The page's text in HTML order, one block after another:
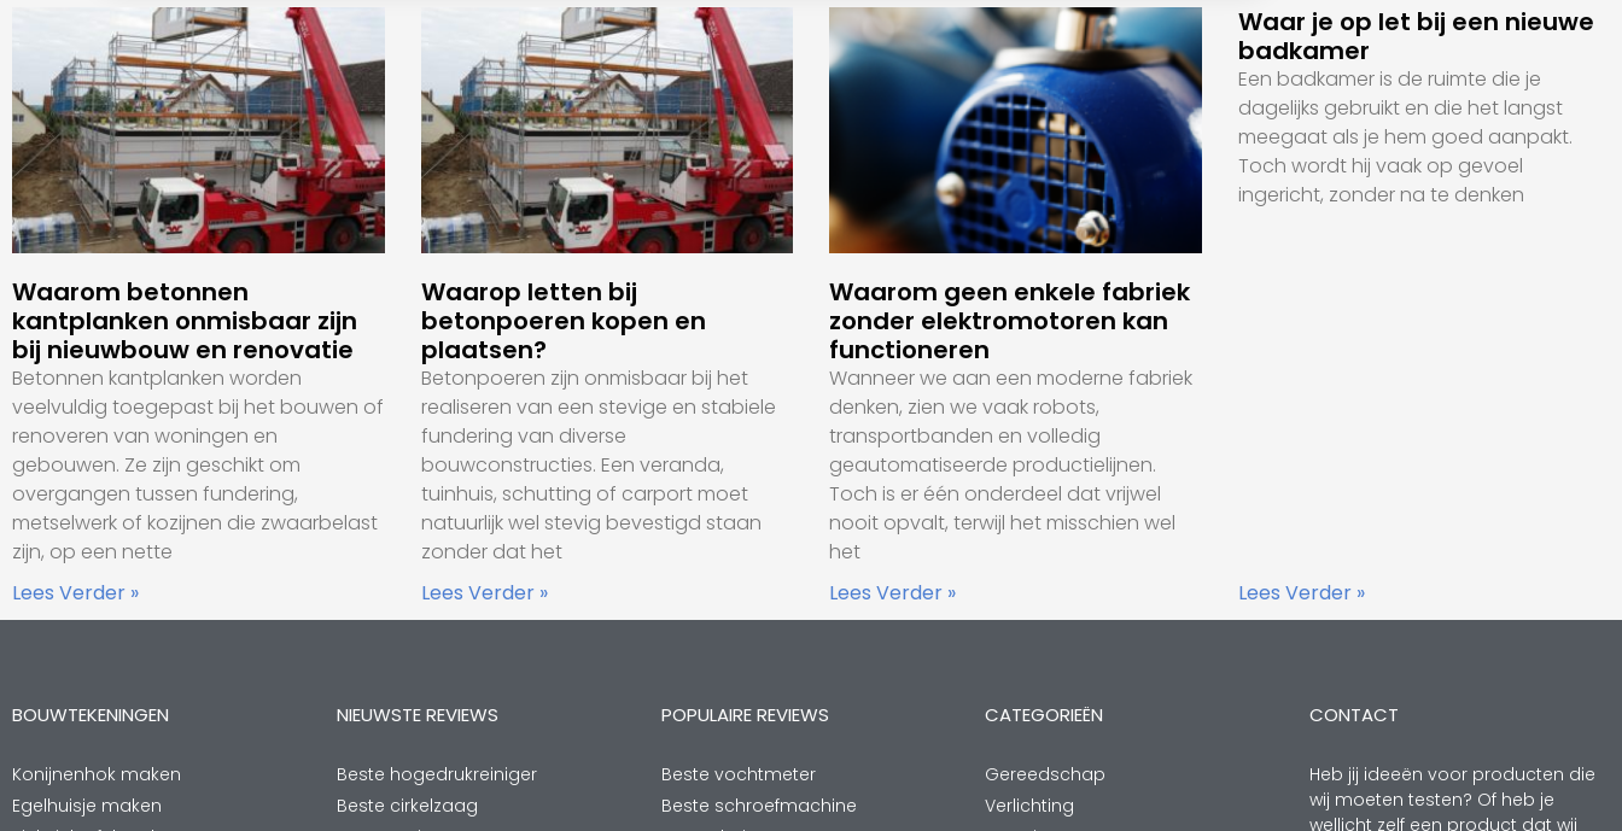
Waarom betonnen
kantplanken onmisbaar zijn
bij nieuwbouw en renovatie
Betonnen kantplanken worden
veelvuldig toegepast bij het bouwen of
renoveren van woningen en
gebouwen. Ze zijn geschikt om
overgangen tussen fundering,
metselwerk of kozijnen die zwaarbelast
zijn, op een nette
Lees Verder »
Waarop letten bij
betonpoeren kopen en
plaatsen?
Betonpoeren zijn onmisbaar bij het
realiseren van een stevige en stabiele
fundering van diverse
bouwconstructies. Een veranda,
tuinhuis, schutting of carport moet
natuurlijk wel stevig bevestigd staan
zonder dat het
Lees Verder »
Waarom geen enkele fabriek
zonder elektromotoren kan
functioneren
Wanneer we aan een moderne fabriek
denken, zien we vaak robots,
transportbanden en volledig
geautomatiseerde productielijnen.
Toch is er één onderdeel dat vrijwel
nooit opvalt, terwijl het misschien wel
het
Lees Verder »
Waar je op let bij een nieuwe
badkamer
Een badkamer is de ruimte die je
dagelijks gebruikt en die het langst
meegaat als je hem goed aanpakt.
Toch wordt hij vaak op gevoel
ingericht, zonder na te denken
Lees Verder »
BOUWTEKENINGEN
Konijnenhok maken
Egelhuisje maken
NIEUWSTE REVIEWS
Beste hogedrukreiniger
Beste cirkelzaag
POPULAIRE REVIEWS
Beste vochtmeter
Beste schroefmachine
CATEGORIEËN
Gereedschap
Verlichting
CONTACT
Heb jij ideeën voor producten die
wij moeten testen? Of heb je
wellicht zelf een product dat wij